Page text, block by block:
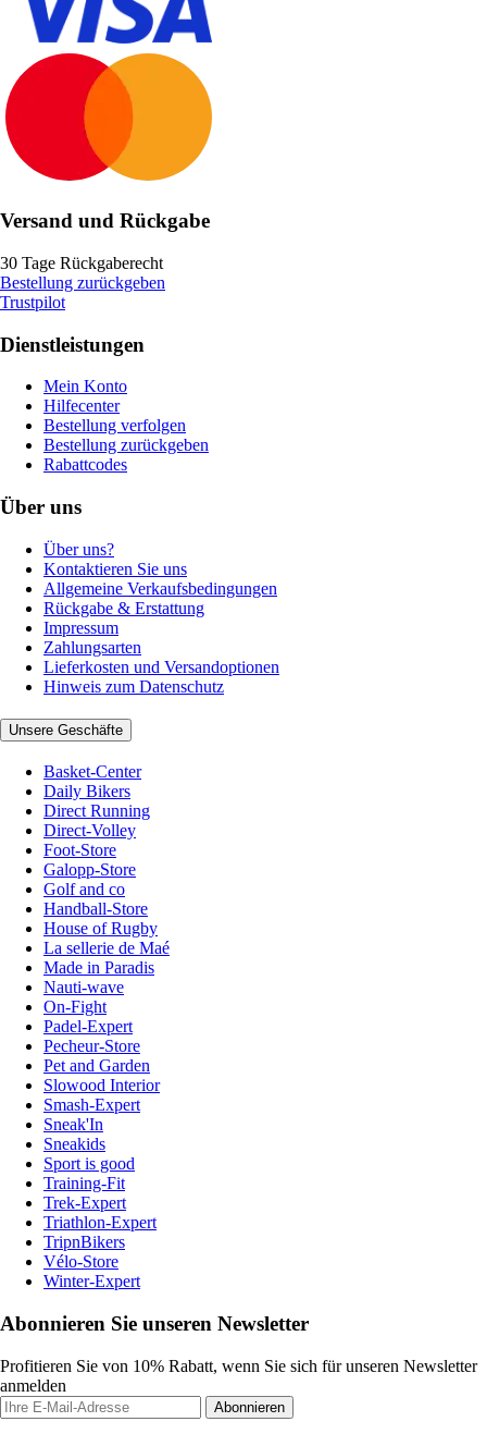
Versand und Rückgabe
30 Tage Rückgaberecht
Bestellung zurückgeben
Trustpilot
Dienstleistungen
Mein Konto
Hilfecenter
Bestellung verfolgen
Bestellung zurückgeben
Rabattcodes
Über uns
Über uns?
Kontaktieren Sie uns
Allgemeine Verkaufsbedingungen
Rückgabe & Erstattung
Impressum
Zahlungsarten
Lieferkosten und Versandoptionen
Hinweis zum Datenschutz
Unsere Geschäfte
Basket-Center
Daily Bikers
Direct Running
Direct-Volley
Foot-Store
Galopp-Store
Golf and co
Handball-Store
House of Rugby
La sellerie de Maé
Made in Paradis
Nauti-wave
On-Fight
Padel-Expert
Pecheur-Store
Pet and Garden
Slowood Interior
Smash-Expert
Sneak'In
Sneakids
Sport is good
Training-Fit
Trek-Expert
Triathlon-Expert
TripnBikers
Vélo-Store
Winter-Expert
Abonnieren Sie unseren Newsletter
Profitieren Sie von 10% Rabatt, wenn Sie sich für unseren Newsletter
anmelden
Abonnieren